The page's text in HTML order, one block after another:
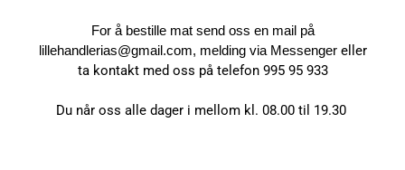
For å bestille mat send oss en mail på
lillehandlerias@gmail.com, melding via Messenger eller
ta kontakt med oss på telefon 995 95 933
Du når oss alle dager i mellom kl. 08.00 til 19.30